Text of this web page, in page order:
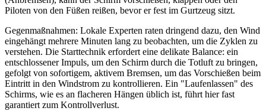
Piloten von den Füßen reißen, bevor er fest im Gurtzeug sitzt.
Gegenmaßnahmen: Lokale Experten raten dringend dazu, den Wind
eingehängt mehrere Minuten lang zu beobachten, um die Zyklen zu
verstehen. Die Starttechnik erfordert eine delikate Balance: ein
entschlossener Impuls, um den Schirm durch die Totluft zu bringen,
gefolgt von sofortigem, aktivem Bremsen, um das Vorschießen beim
Eintritt in den Windstrom zu kontrollieren. Ein "Laufenlassen" des
Schirms, wie es an flacheren Hängen üblich ist, führt hier fast
garantiert zum Kontrollverlust.